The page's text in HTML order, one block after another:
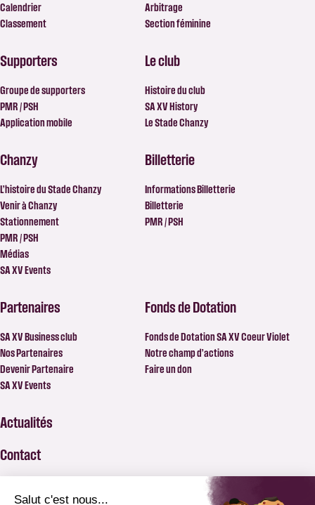
Calendrier
Classement
Arbitrage
Section féminine
Supporters
Groupe de supporters
PMR / PSH
Application mobile
Le club
Histoire du club
SA XV History
Le Stade Chanzy
Chanzy
L’histoire du Stade Chanzy
Venir à Chanzy
Stationnement
PMR / PSH
Médias
SA XV Events
Billetterie
Informations Billetterie
Billetterie
PMR / PSH
Partenaires
SA XV Business club
Nos Partenaires
Devenir Partenaire
SA XV Events
Fonds de Dotation
Fonds de Dotation SA XV Coeur Violet
Notre champ d’actions
Faire un don
Actualités
Contact